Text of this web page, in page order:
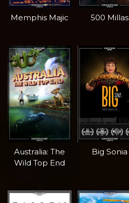
Memphis Majic 500 Millas
Australia: The
Wild Top End
Big Sonia